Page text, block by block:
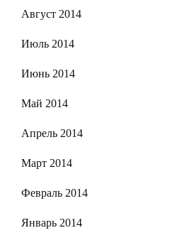
Август 2014
Июль 2014
Июнь 2014
Май 2014
Апрель 2014
Март 2014
Февраль 2014
Январь 2014